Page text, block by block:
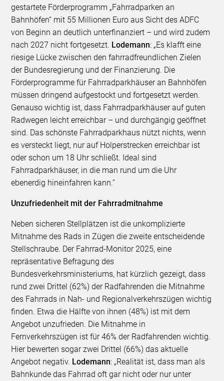
gestartete Förderprogramm „Fahrradparken an
Bahnhöfen“ mit 55 Millionen Euro aus Sicht des ADFC
von Beginn an deutlich unterfinanziert – und wird zudem
nach 2027 nicht fortgesetzt. Lodemann: „Es klafft eine
riesige Lücke zwischen den fahrradfreundlichen Zielen
der Bundesregierung und der Finanzierung. Die
Förderprogramme für Fahrradparkhäuser an Bahnhöfen
müssen dringend aufgestockt und fortgesetzt werden.
Genauso wichtig ist, dass Fahrradparkhäuser auf guten
Radwegen leicht erreichbar – und durchgängig geöffnet
sind. Das schönste Fahrradparkhaus nützt nichts, wenn
es versteckt liegt, nur auf Holperstrecken erreichbar ist
oder schon um 18 Uhr schließt. Ideal sind
Fahrradparkhäuser, in die man rund um die Uhr
ebenerdig hineinfahren kann.“
Unzufriedenheit mit der Fahrradmitnahme
Neben sicheren Stellplätzen ist die unkomplizierte
Mitnahme des Rads in Zügen die zweite entscheidende
Stellschraube. Der Fahrrad-Monitor 2025, eine
repräsentative Befragung des
Bundesverkehrsministeriums, hat kürzlich gezeigt, dass
rund zwei Drittel (62%) der Radfahrenden die Mitnahme
des Fahrrads in Nah- und Regionalverkehrszügen wichtig
finden. Etwa die Hälfte von ihnen (48%) ist mit dem
Angebot unzufrieden. Die Mitnahme in
Fernverkehrszügen ist für 46% der Radfahrenden wichtig.
Hier bewerten sogar zwei Drittel (66%) das aktuelle
Angebot negativ. Lodemann: „Realität ist, dass man als
Bahnkunde das Fahrrad oft gar nicht oder nur unter